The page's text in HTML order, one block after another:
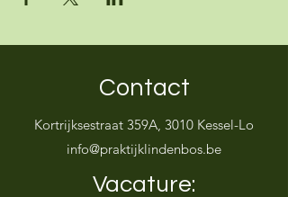
Contact
Kortrijksestraat 359A, 3010 Kessel-Lo
info@praktijklindenbos.be
Vacature: